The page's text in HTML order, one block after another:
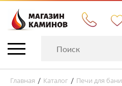
Главная / Каталог / Печи для бани